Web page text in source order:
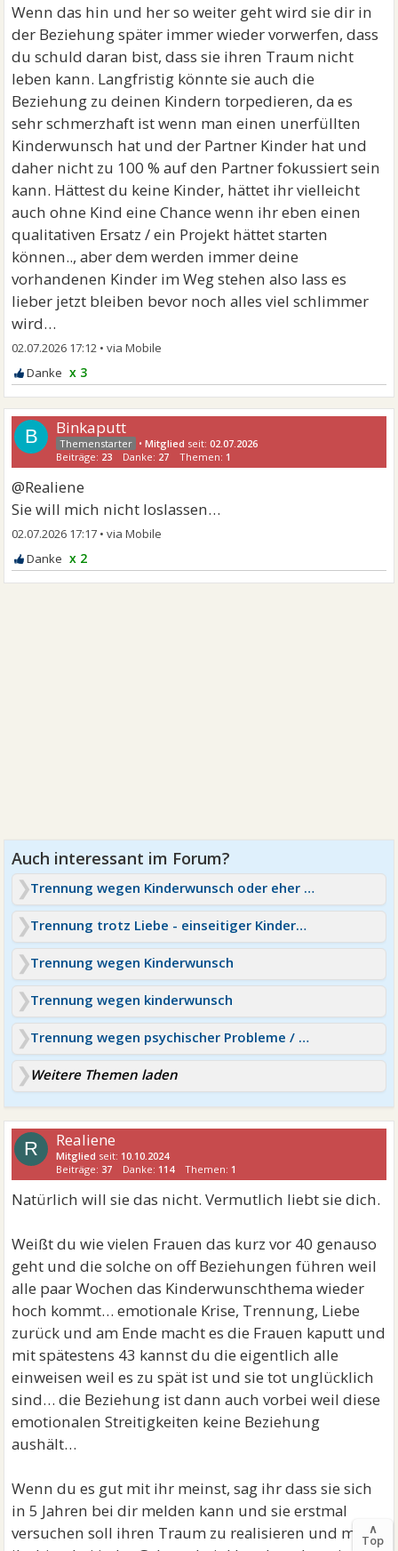
Wenn das hin und her so weiter geht wird sie dir in
der Beziehung später immer wieder vorwerfen, dass
du schuld daran bist, dass sie ihren Traum nicht
leben kann. Langfristig könnte sie auch die
Beziehung zu deinen Kindern torpedieren, da es
sehr schmerzhaft ist wenn man einen unerfüllten
Kinderwunsch hat und der Partner Kinder hat und
daher nicht zu 100 % auf den Partner fokussiert sein
kann. Hättest du keine Kinder, hättet ihr vielleicht
auch ohne Kind eine Chance wenn ihr eben einen
qualitativen Ersatz / ein Projekt hättet starten
können.., aber dem werden immer deine
vorhandenen Kinder im Weg stehen also lass es
lieber jetzt bleiben bevor noch alles viel schlimmer
wird…
02.07.2026 17:12 •
x 3
B Binkaputt
•Mitglied seit:02.07.2026
Beiträge: 23 Danke: 27 Themen: 1
@Realiene
Sie will mich nicht loslassen…
02.07.2026 17:17 •
x 2
Trennung wegen Kinderwunsch oder eher Narzissmus?
Trennung trotz Liebe - einseitiger Kinderwunsch
Trennung wegen Kinderwunsch
Trennung wegen kinderwunsch
Trennung wegen psychischer Probleme / Kinderwunsch
Weitere Themen laden
R Realiene
Mitglied seit: 10.10.2024
Beiträge:37 Danke: 114 Themen: 1
Natürlich will sie das nicht. Vermutlich liebt sie dich.
Weißt du wie vielen Frauen das kurz vor 40 genauso
geht und die solche on off Beziehungen führen weil
alle paar Wochen das Kinderwunschthema wieder
hoch kommt… emotionale Krise, Trennung, Liebe
zurück und am Ende macht es die Frauen kaputt und
mit spätestens 43 kannst du die eigentlich alle
einweisen weil es zu spät ist und sie tot unglücklich
sind… die Beziehung ist dann auch vorbei weil diese
emotionalen Streitigkeiten keine Beziehung
aushält…
Wenn du es gut mit ihr meinst, sag ihr dass sie sich
in 5 Jahren bei dir melden kann und sie erstmal
versuchen soll ihren Traum zu realisieren und mach
∧
Top